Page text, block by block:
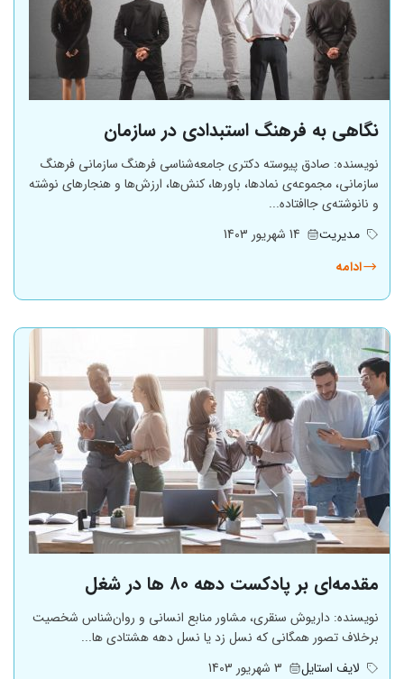
نگاهی به فرهنگ استبدادی در سازمان
نویسنده: صادق پیوسته دکتری جامعه‌شناسی فرهنگ سازمانی فرهنگ
سازمانی، مجموعه‌ی نمادها، باورها، کنش‌ها، ارزش‌ها و هنجارهای نوشته
و نانوشته‌ی جاافتاده...
مدیریت
14 شهریور 1403
ادامه
مقدمه‌ای بر پادکست دهه ۸۰ ها در شغل
نویسنده: داریوش سنقری، مشاور منابع انسانی و روان‌شناس شخصیت
برخلاف تصور همگانی که نسل زد یا نسل دهه هشتادی ها...
لایف استایل
3 شهریور 1403